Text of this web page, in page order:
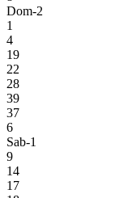
Dom-2
1
4
19
22
28
39
37
6
Sab-1
9
14
17